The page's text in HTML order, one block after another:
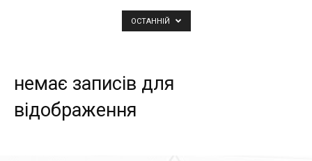
ОСТАННІЙ
немає записів для
відображення